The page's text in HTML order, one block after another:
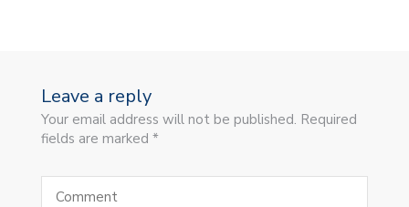
Leave a reply
Your email address will not be published. Required
fields are marked *